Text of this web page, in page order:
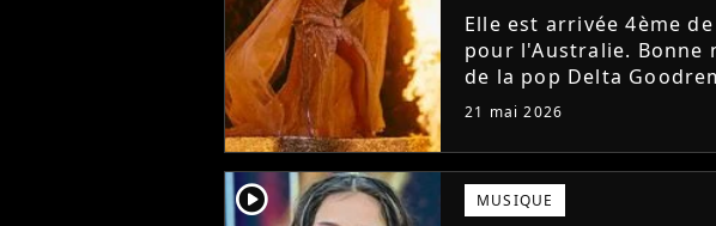
Elle est arrivée 4ème
pour l'Australie. Bonne
de la pop Delta
à Paris fin juin pour une
21 mai 2026
player2 MUSIQUE